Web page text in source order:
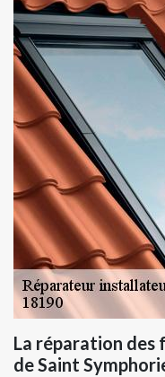
La réparation des
de Saint